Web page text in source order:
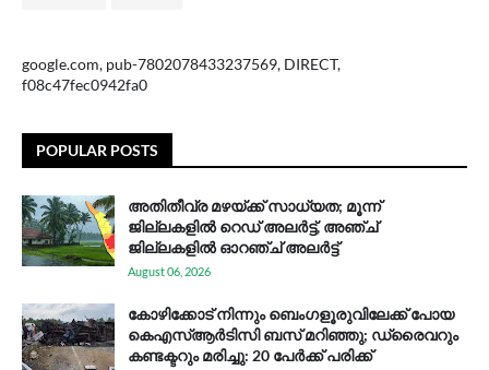
google.com, pub-7802078433237569, DIRECT,
f08c47fec0942fa0
POPULAR POSTS
അതിതീവ്ര മഴയ്ക്ക് സാധ്യത; മൂന്ന്
ജില്ലകളിൽ റെഡ് അലർട്ട്, അഞ്ച്
ജില്ലകളിൽ ഓറഞ്ച് അലർട്ട്
August 06, 2026
കോഴിക്കോട് നിന്നും ബെംഗളൂരുവിലേക്ക് പോയ
കെഎസ്ആര്‍ടിസി ബസ് മറിഞ്ഞു; ഡ്രൈവറും
കണ്ടക്ടറും മരിച്ചു: 20 പേര്‍ക്ക് പരിക്ക്